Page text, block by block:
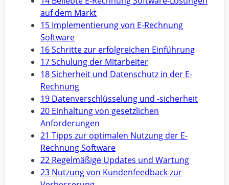
auf dem Markt
15 Implementierung von E-Rechnung
Software
16 Schritte zur erfolgreichen Einführung
17 Schulung der Mitarbeiter
18 Sicherheit und Datenschutz in der E-
Rechnung
19 Datenverschlüsselung und -sicherheit
20 Einhaltung von gesetzlichen
Anforderungen
21 Tipps zur optimalen Nutzung der E-
Rechnung Software
22 Regelmäßige Updates und Wartung
23 Nutzung von Kundenfeedback zur